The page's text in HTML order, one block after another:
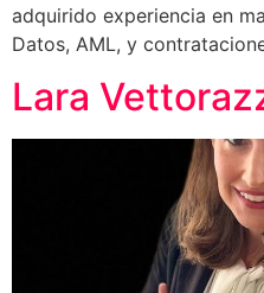
adquirido experiencia en
Datos, AML, y
Lara